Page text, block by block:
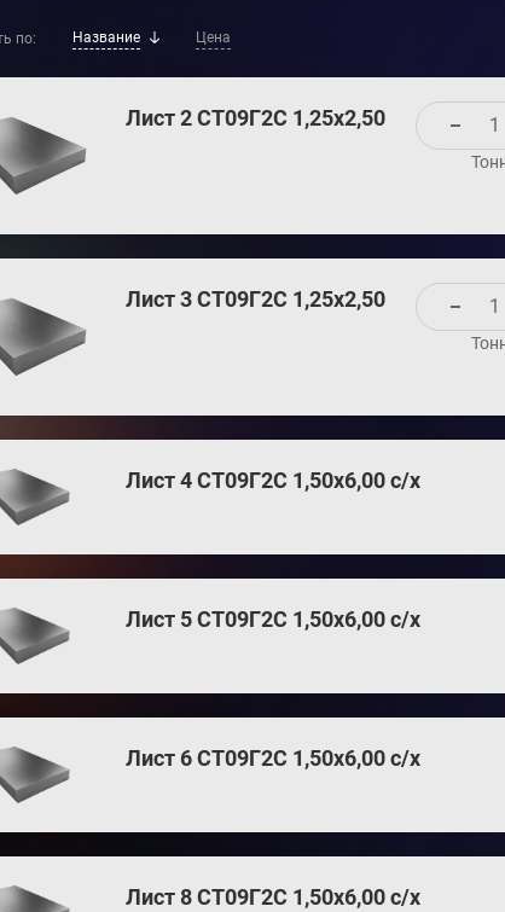
по: Название Цена
Лист 2 СТ09Г2С 1,25х2,50
Лист 3 СТ09Г2С 1,25х2,50
Лист 4 СТ09Г2С 1,50х6,00 с/х
Лист 5 СТ09Г2С 1,50х6,00 с/х
Лист 6 СТ09Г2С 1,50х6,00 с/х
Лист 8 СТ09Г2С 1,50х6,00 с/х